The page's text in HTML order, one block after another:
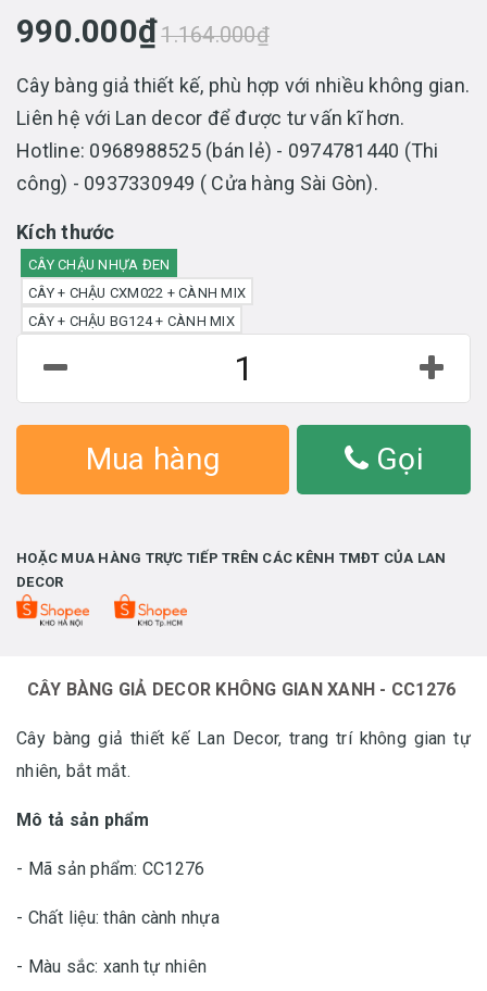
990.000₫1.164.000₫
Cây bàng giả thiết kế, phù hợp với nhiều không gian.
Liên hệ với Lan decor để được tư vấn kĩ hơn.
Hotline: 0968988525 (bán lẻ) - 0974781440 (Thi
công) - 0937330949 ( Cửa hàng Sài Gòn).
Kích thước
CÂY CHẬU NHỰA ĐEN
CÂY + CHẬU CXM022 + CÀNH MIX
CÂY + CHẬU BG124 + CÀNH MIX
Mua hàng Gọi
HOẶC MUA HÀNG TRỰC TIẾP TRÊN CÁC KÊNH TMĐT CỦA LAN
DECOR
CÂY BÀNG GIẢ DECOR KHÔNG GIAN XANH - CC1276
Cây bàng giả thiết kế Lan Decor, trang trí không gian tự
nhiên, bắt mắt.
Mô tả sản phẩm
- Mã sản phẩm: CC1276
- Chất liệu: thân cành nhựa
- Màu sắc: xanh tự nhiên